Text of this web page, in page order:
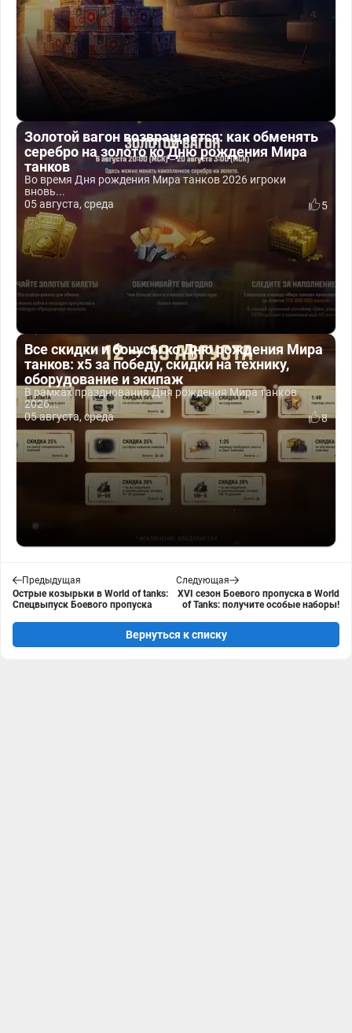
Золотой вагон возвращается: как обменять
серебро на золото ко Дню рождения Мира
танков
Во время Дня рождения Мира танков 2026 игроки
вновь...
05 августа, среда
5
Все скидки и бонусы ко Дню рождения Мира
танков: x5 за победу, скидки на технику,
оборудование и экипаж
В рамках празднования Дня рождения Мира танков
2026...
05 августа, среда
8
Предыдущая
Острые козырьки в World of tanks:
Спецвыпуск Боевого пропуска
Следующая
XVI сезон Боевого пропуска в World
of Tanks: получите особые наборы!
Вернуться к списку